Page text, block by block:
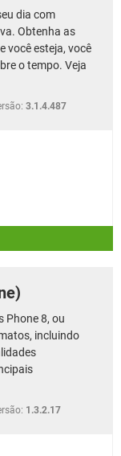
dia com
Obtenha as
você esteja, você
o tempo. Veja
3.1.4.487
Phone 8, ou
incluindo
1.3.2.17